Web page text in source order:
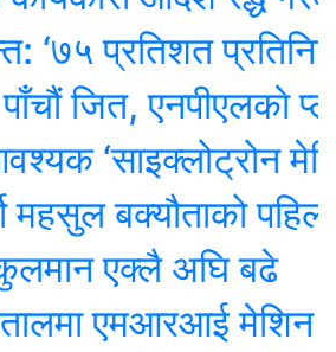
प्रतिशत
जित, एनपीएलकाे
‘साइक्लोट्रोन
बक्यौताको पहिलो
एक्लै अघि बढे
एमआरआई मेशिन